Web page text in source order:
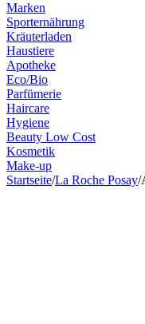
Marken
Sporternährung
Kräuterladen
Haustiere
Apotheke
Eco/Bio
Parfümerie
Haircare
Hygiene
Beauty Low Cost
Kosmetik
Make-up
Startseite/La Roche Posay/